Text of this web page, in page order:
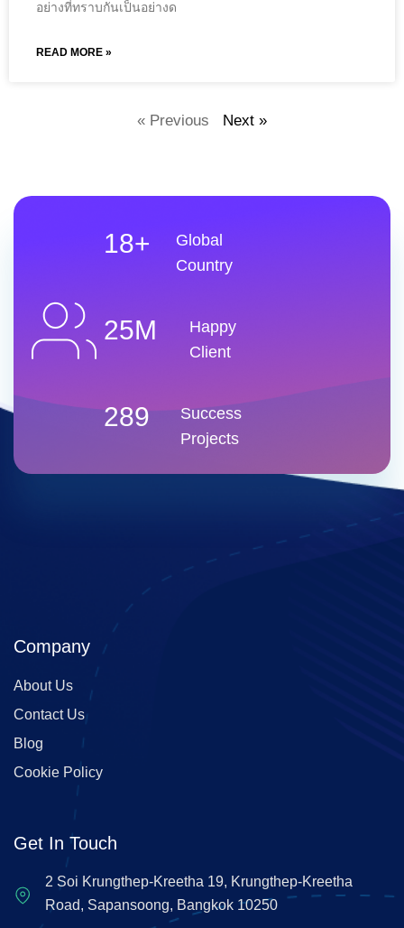
อย่างที่ทราบกันเป็นอย่างด
READ MORE »
« Previous Next »
18+
Global
Country
25M
Happy
Client
289
Success
Projects
Company
About Us
Contact Us
Blog
Cookie Policy
Get In Touch
2 Soi Krungthep-Kreetha 19, Krungthep-Kreetha
Road, Sapansoong, Bangkok 10250